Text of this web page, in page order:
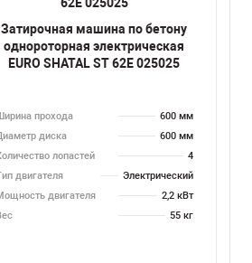
Затирочная машина по бетону
однороторная электрическая
EURO SHATAL SТ 62E 025025
прохода
600 мм
диска
600 мм
лопастей
4
двигателя
Электрический
двигателя
2,2 кВт
55 кг